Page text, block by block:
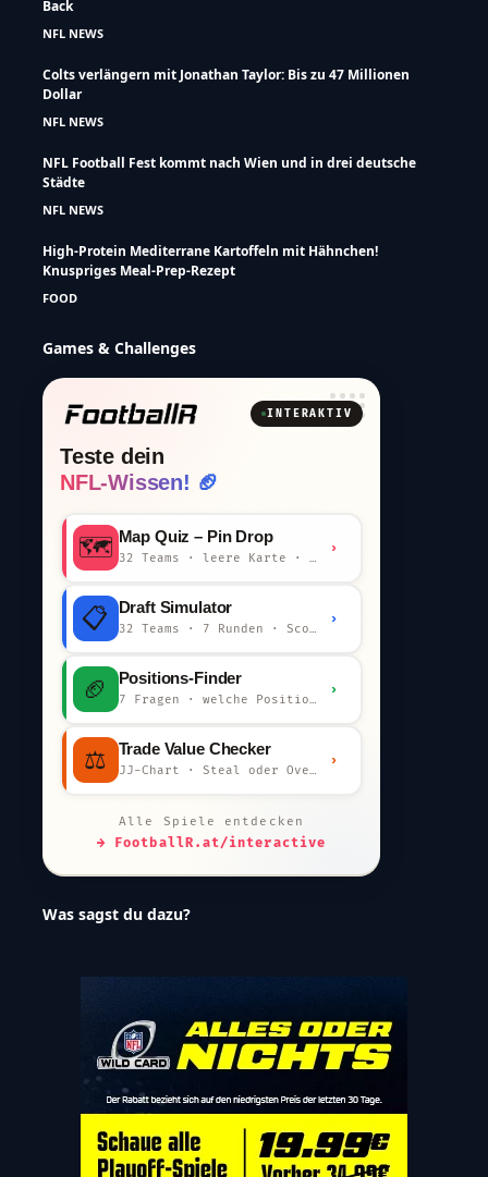
Back
NFL NEWS
Colts verlängern mit Jonathan Taylor: Bis zu 47 Millionen
Dollar
NFL NEWS
NFL Football Fest kommt nach Wien und in drei deutsche
Städte
NFL NEWS
High-Protein Mediterrane Kartoffeln mit Hähnchen!
Knuspriges Meal-Prep-Rezept
FOOD
Games & Challenges
INTERAKTIV
Teste dein
NFL-Wissen! 🏈
🗺️ Map Quiz – Pin Drop
32 Teams · leere Karte · km-Wertung
›
📋 Draft Simulator
32 Teams · 7 Runden · Scout-Kommentar
›
🏈 Positions-Finder
7 Fragen · welche Position bist du?
›
⚖️ Trade Value Checker
JJ-Chart · Steal oder Overpay?
›
Alle Spiele entdecken
→ FootballR.at/interactive
Was sagst du dazu?